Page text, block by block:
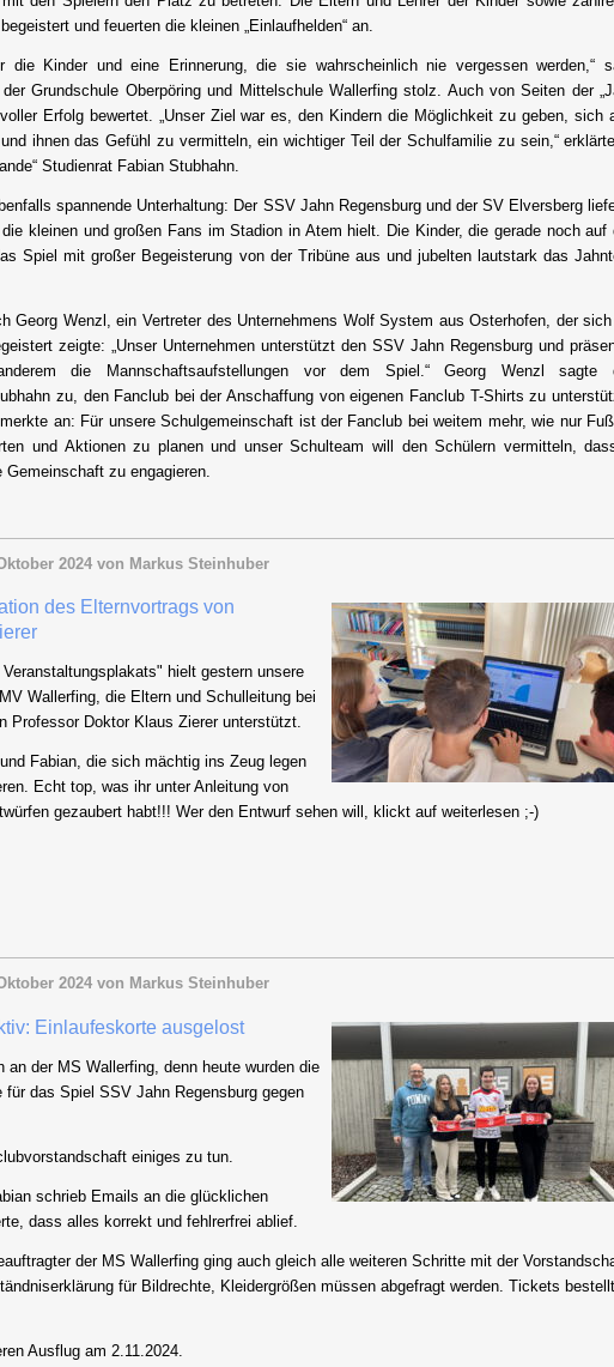
und feuerten die kleinen „Einlaufhelden“ an.
die Kinder und eine Erinnerung, die sie wahrscheinlich nie vergessen werden,“
Grundschule Oberpöring und Mittelschule Wallerfing stolz. Auch von Seiten der
Erfolg bewertet. „Unser Ziel war es, den Kindern die Möglichkeit zu geben, sich
ihnen das Gefühl zu vermitteln, ein wichtiger Teil der Schulfamilie zu sein,“
Studienrat Fabian Stubhahn.
spannende Unterhaltung: Der SSV Jahn Regensburg und der SV Elversberg
kleinen und großen Fans im Stadion in Atem hielt. Die Kinder, die gerade noch auf
Spiel mit großer Begeisterung von der Tribüne aus und jubelten lautstark das
Georg Wenzl, ein Vertreter des Unternehmens Wolf System aus Osterhofen, der
zeigte: „Unser Unternehmen unterstützt den SSV Jahn Regensburg und
die Mannschaftsaufstellungen vor dem Spiel.“ Georg Wenzl sagte
zu, den Fanclub bei der Anschaffung von eigenen Fanclub T-Shirts zu
an: Für unsere Schulgemeinschaft ist der Fanclub bei weitem mehr, wie nur
und Aktionen zu planen und unser Schulteam will den Schülern vermitteln,
zu engagieren.
2024 von Markus Steinhuber
des Elternvortrags von
hielt gestern unsere
Wallerfing, die Eltern und Schulleitung bei
Professor Doktor Klaus Zierer unterstützt.
Fabian, die sich mächtig ins Zeug legen
Echt top, was ihr unter Anleitung von
gezaubert habt!!! Wer den Entwurf sehen will, klickt auf weiterlesen ;-)
2024 von Markus Steinhuber
Einlaufeskorte ausgelost
an der MS Wallerfing, denn heute wurden die
für das Spiel SSV Jahn Regensburg gegen
einiges zu tun.
schrieb Emails an die glücklichen
dass alles korrekt und fehlrerfrei ablief.
der MS Wallerfing ging auch gleich alle weiteren Schritte mit der
für Bildrechte, Kleidergrößen müssen abgefragt werden. Tickets bestellt
Ausflug am 2.11.2024.